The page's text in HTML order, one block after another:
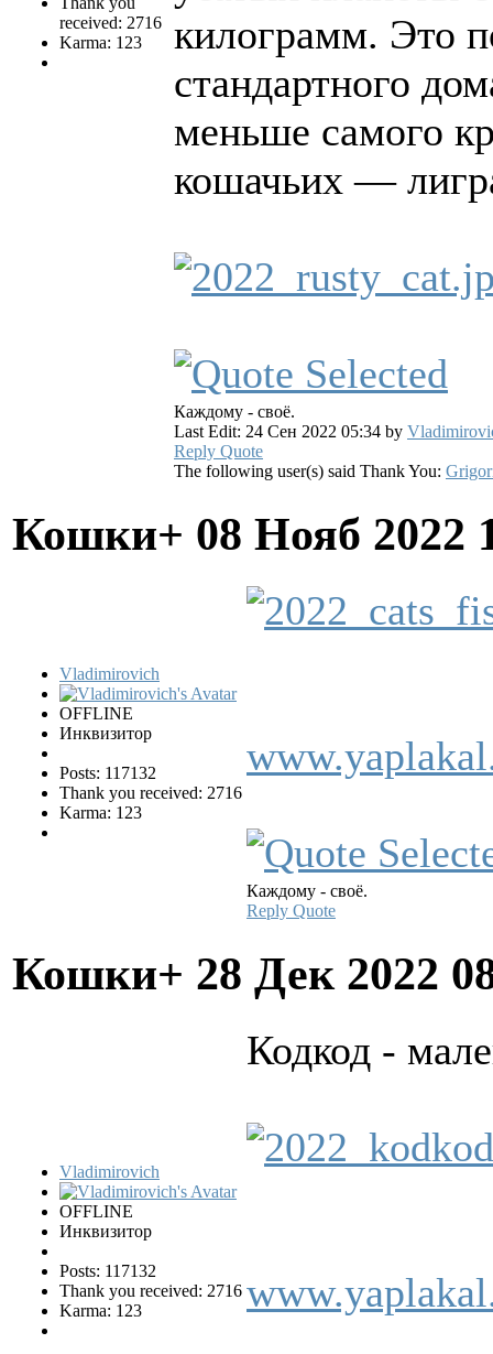
received: 2716
Karma: 123
килограмм. Это
стандартного
меньше самого
кошачьих —
Каждому - своё.
Last Edit: 24 Сен 2022 05:34 by
Reply Quote
The following user(s) said Thank You:
Кошки+ 08 Нояб 2022
Vladimirovich
OFFLINE
Инквизитор
Posts: 117132
Thank you received: 2716
Karma: 123
Каждому - своё.
Reply Quote
Кошки+ 28 Дек 2022
Vladimirovich
OFFLINE
Инквизитор
Posts: 117132
Thank you received: 2716
Karma: 123
Кодкод -